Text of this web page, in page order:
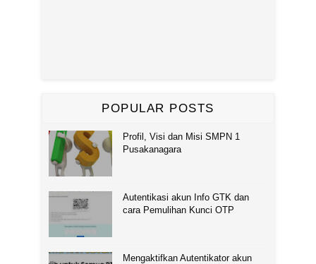
POPULAR POSTS
Profil, Visi dan Misi SMPN 1
Pusakanagara
Autentikasi akun Info GTK dan
cara Pemulihan Kunci OTP
Mengaktifkan Autentikator akun